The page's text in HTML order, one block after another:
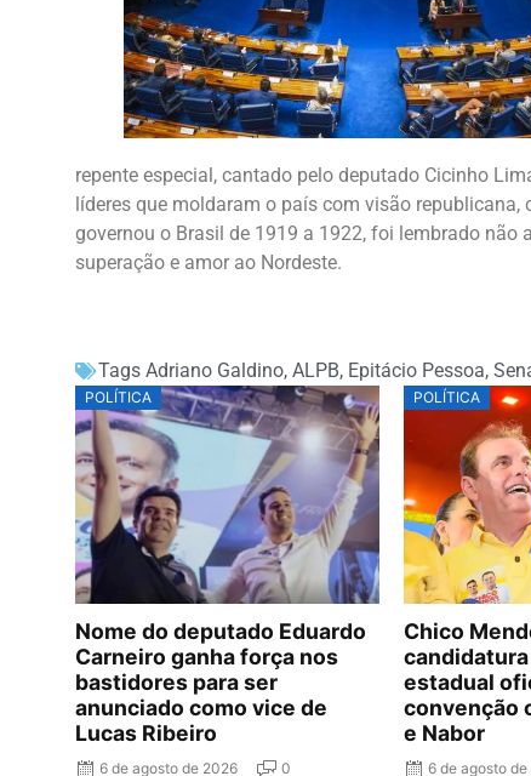
repente especial, cantado pelo deputado Cicinho
líderes que moldaram o país com visão
governou o Brasil de 1919 a 1922, foi lembrado
superação e amor ao Nordeste.
Tags Adriano Galdino, ALPB, Epitácio Pessoa,
POLÍTICA
Nome do deputado Eduardo
Carneiro ganha força nos
bastidores para ser
anunciado como vice de
Lucas Ribeiro
6 de agosto de 2026 0
POLÍTICA
Chico
estadual
convenção
e Nabor
6 de agosto